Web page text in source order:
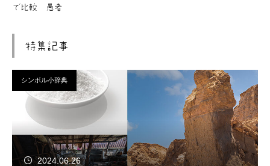
で比較 愚者
特集記事
シンボル小辞典
2024.06.26